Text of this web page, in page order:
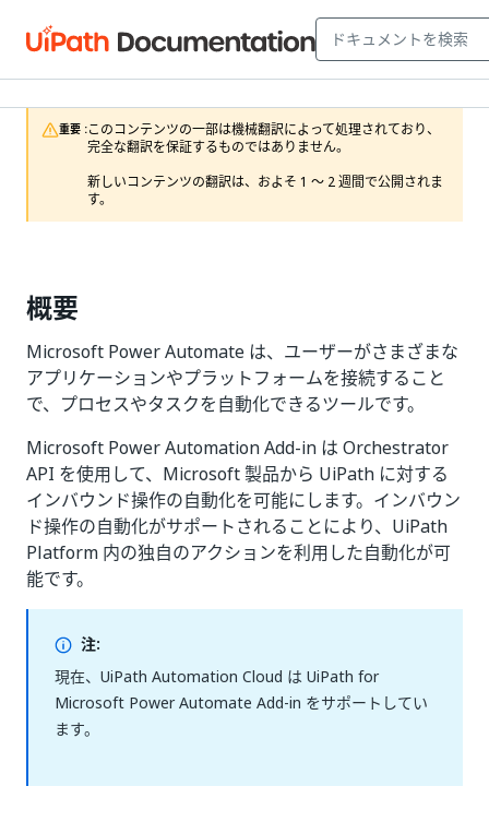
重要 :このコンテンツの一部は機械翻訳によって処理されており、
完全な翻訳を保証するものではありません。
新しいコンテンツの翻訳は、およそ 1 ～ 2 週間で公開されま
す。
概要
Microsoft Power Automate は、ユーザーがさまざまな
アプリケーションやプラットフォームを接続すること
で、プロセスやタスクを自動化できるツールです。
Microsoft Power Automation Add-in は Orchestrator
API を使用して、Microsoft 製品から UiPath に対する
インバウンド操作の自動化を可能にします。インバウン
ド操作の自動化がサポートされることにより、UiPath
Platform 内の独自のアクションを利用した自動化が可
能です。
注:
現在、UiPath Automation Cloud は UiPath for
Microsoft Power Automate Add-in をサポートしてい
ます。